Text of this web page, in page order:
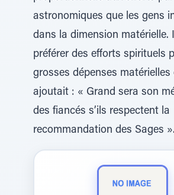
astronomiques que les gens
dans la dimension matérielle.
préférer des efforts spirituels
grosses dépenses matérielles
ajoutait : « Grand sera son
des fiancés s’ils respectent la
recommandation des Sages ».